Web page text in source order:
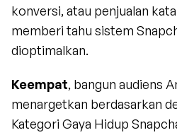
konversi, atau penjualan
memberi tahu sistem
dioptimalkan.
Keempat, bangun audiens
menargetkan berdasarkan
Kategori Gaya Hidup